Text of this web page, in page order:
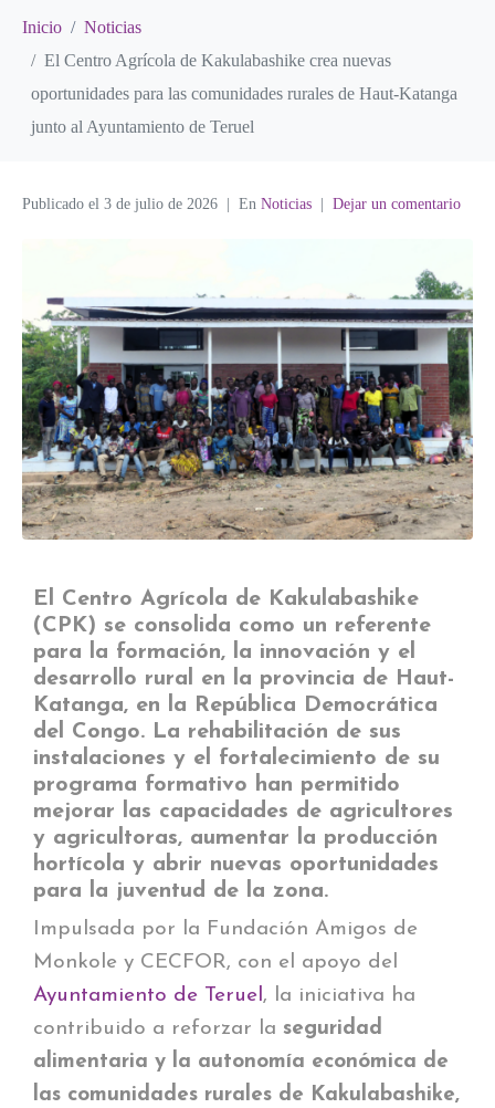
Inicio
Noticias
El Centro Agrícola de Kakulabashike crea nuevas
oportunidades para las comunidades rurales de Haut-Katanga
junto al Ayuntamiento de Teruel
Publicado el 3 de julio de 2026 En Noticias Dejar un comentario
El Centro Agrícola de Kakulabashike
(CPK) se consolida como un referente
para la formación, la innovación y el
desarrollo rural en la provincia de Haut-
Katanga, en la República Democrática
del Congo. La rehabilitación de sus
instalaciones y el fortalecimiento de su
programa formativo han permitido
mejorar las capacidades de agricultores
y agricultoras, aumentar la producción
hortícola y abrir nuevas oportunidades
para la juventud de la zona.
Impulsada por la Fundación Amigos de
Monkole y CECFOR, con el apoyo del
Ayuntamiento de Teruel, la iniciativa ha
contribuido a reforzar la seguridad
alimentaria y la autonomía económica de
las comunidades rurales de Kakulabashike,